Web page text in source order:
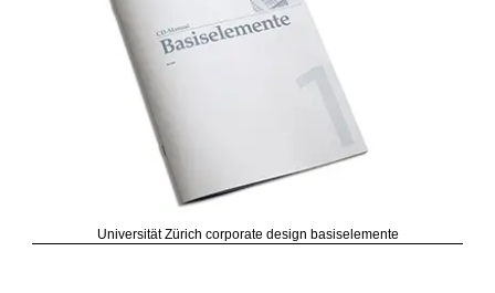
Universität Zürich corporate design basiselemente